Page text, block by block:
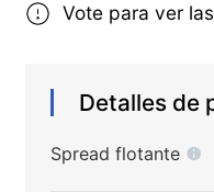
Vote para ver
Detalles de
Spread flotante